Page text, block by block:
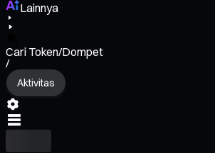
Lainnya
Cari Token/Dompet
/
Aktivitas